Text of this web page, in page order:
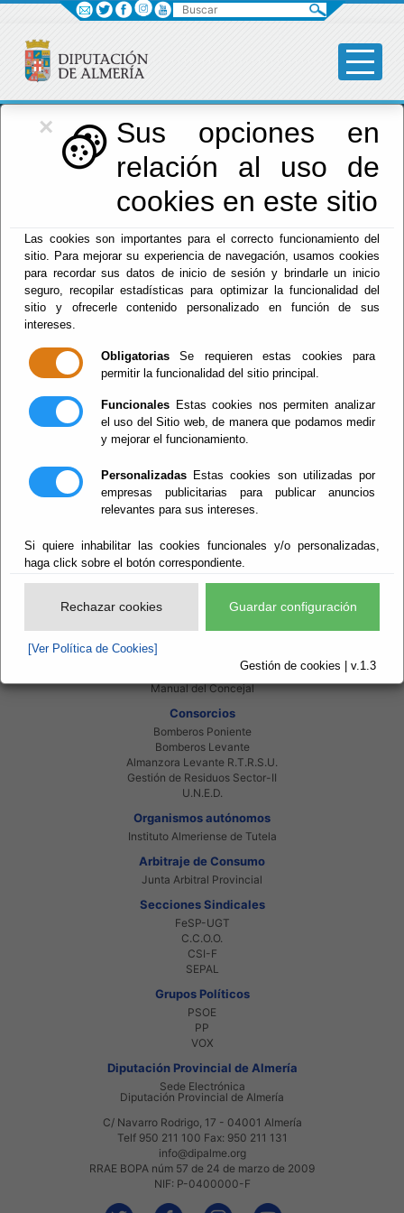
×
Sus opciones en
relación al uso de
cookies en este sitio
Las cookies son importantes para el correcto funcionamiento del
sitio. Para mejorar su experiencia de navegación, usamos cookies
para recordar sus datos de inicio de sesión y brindarle un inicio
seguro, recopilar estadísticas para optimizar la funcionalidad del
sitio y ofrecerle contenido personalizado en función de sus
intereses.
Obligatorias Se requieren estas cookies para
permitir la funcionalidad del sitio principal.
Funcionales Estas cookies nos permiten analizar
el uso del Sitio web, de manera que podamos medir
y mejorar el funcionamiento.
Personalizadas Estas cookies son utilizadas por
empresas publicitarias para publicar anuncios
relevantes para sus intereses.
Si quiere inhabilitar las cookies funcionales y/o personalizadas,
haga click sobre el botón correspondiente.
Rechazar cookies Guardar configuración
[Ver Política de Cookies]
Gestión de cookies | v.1.3
Diputación
Menú Diputación
Hacienda - Presupuesto - Presupuesto General
PRESUPUESTO 2026 DE LA DIPUTACIÓN Y DEL I.A.T
Diputación Provincial de Almería - Área de Economía -
Economía
Economía y Hacienda - Presupuesto - Presupuesto
General
Red Provincial
Intranet Provincial
Servicios EE.LL.
Red Provincial
Beneficiarios Red Provincial
Agencia Tributaria
Ministerio de Administraciones Públicas
Junta de Andalucia
Manual del Concejal
Consorcios
Bomberos Poniente
Bomberos Levante
Almanzora Levante R.T.R.S.U.
Gestión de Residuos Sector-II
U.N.E.D.
Organismos autónomos
Instituto Almeriense de Tutela
Arbitraje de Consumo
Junta Arbitral Provincial
Secciones Sindicales
FeSP-UGT
C.C.O.O.
CSI-F
SEPAL
Grupos Políticos
PSOE
PP
VOX
Diputación Provincial de Almería
Sede Electrónica
Diputación Provincial de Almería
C/ Navarro Rodrigo, 17 - 04001 Almería
Telf 950 211 100 Fax: 950 211 131
info@dipalme.org
RRAE BOPA núm 57 de 24 de marzo de 2009
NIF: P-0400000-F
Buscar